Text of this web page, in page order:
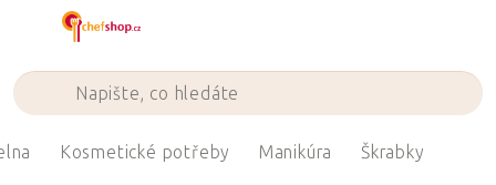
Kosmetické potřeby Manikúra Škrabky